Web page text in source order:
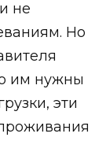
не
Но
им нужны
эти